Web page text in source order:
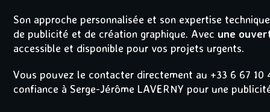
Son approche personnalisée et son expertise
de publicité et de création graphique. Avec une
accessible et disponible pour vos projets urgents.
Vous pouvez le contacter directement au +33 6 67
confiance à Serge-Jérôme LAVERNY pour une